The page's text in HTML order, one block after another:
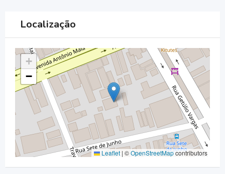
Localização
+
−
Leaflet | ©OpenStreetMapcontributors